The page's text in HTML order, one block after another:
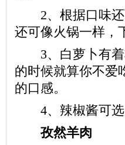
2、根据口味还
还可像火锅一样，
3、白萝卜有着
的时候就算你不爱
的口感。
4、辣椒酱可选
孜然羊肉